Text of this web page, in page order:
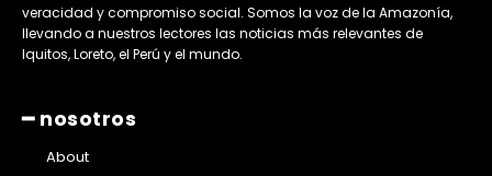
veracidad y compromiso social. Somos la voz de la Amazonía,
llevando a nuestros lectores las noticias más relevantes de
Iquitos, Loreto, el Perú y el mundo.
━ nosotros
About